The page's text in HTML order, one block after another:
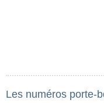
Les numéros porte-